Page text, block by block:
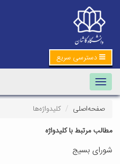
دسترسی سریع
Toggle navigation
صفحه‌اصلی
کلیدواژه‌ها
مطالب مرتبط با کلیدواژه
شورای بسیج